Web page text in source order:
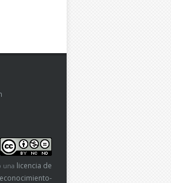
una licencia de